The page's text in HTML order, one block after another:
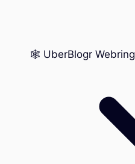
🕸️ UberBlogr Webring